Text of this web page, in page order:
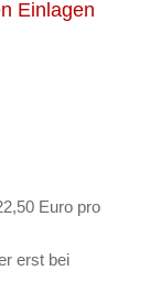
Einlagen
Euro pro
erst bei